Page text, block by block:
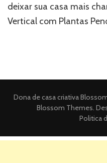
deixar sua casa mais
Vertical com Plantas
Dona de casa criativa
Blossom Themes.
Politica